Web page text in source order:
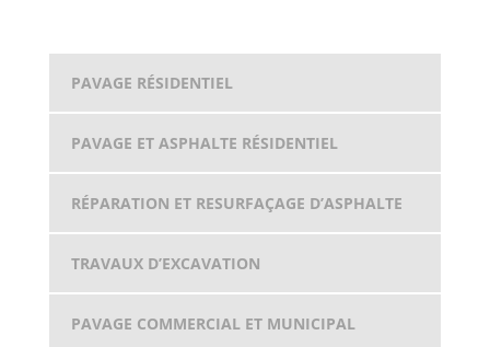
PAVAGE RÉSIDENTIEL
PAVAGE ET ASPHALTE RÉSIDENTIEL
RÉPARATION ET RESURFAÇAGE D’ASPHALTE
TRAVAUX D’EXCAVATION
PAVAGE COMMERCIAL ET MUNICIPAL